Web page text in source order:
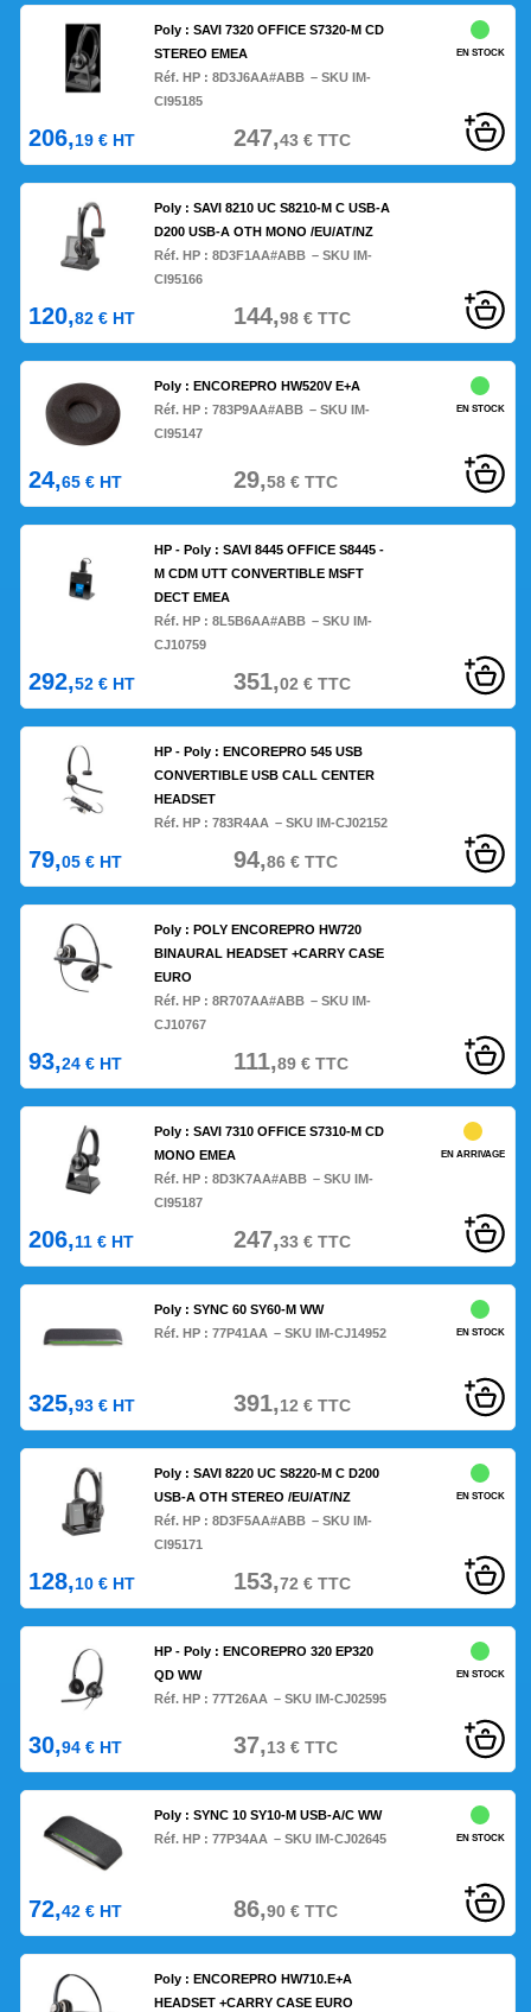
Poly : SAVI 7320 OFFICE S7320-M CD
STEREO EMEA
Réf. HP :8D3J6AA#ABB – SKU IM-
CI95185
EN STOCK
206,19 € HT 247,43€TTC
Poly : SAVI 8210 UC S8210-M C USB-A
D200 USB-A OTH MONO /EU/AT/NZ
Réf. HP :8D3F1AA#ABB – SKU IM-
CI95166
120,82 € HT 144,98€TTC
Poly : ENCOREPRO HW520V E+A
Réf. HP :783P9AA#ABB – SKU IM-
CI95147
EN STOCK
24,65 € HT 29,58€TTC
HP - Poly : SAVI 8445 OFFICE S8445 -
M CDM UTT CONVERTIBLE MSFT
DECT EMEA
Réf. HP :8L5B6AA#ABB – SKU IM-
CJ10759
292,52 € HT 351,02 €TTC
HP - Poly : ENCOREPRO 545 USB
CONVERTIBLE USB CALL CENTER
HEADSET
Réf. HP :783R4AA – SKU IM-CJ02152
79,05 € HT 94,86€TTC
Poly : POLY ENCOREPRO HW720
BINAURAL HEADSET +CARRY CASE
EURO
Réf. HP :8R707AA#ABB – SKU IM-
CJ10767
93,24 € HT 111,89€TTC
Poly : SAVI 7310 OFFICE S7310-M CD
MONO EMEA
Réf. HP :8D3K7AA#ABB – SKU IM-
CI95187
EN ARRIVAGE
206,11 € HT 247,33€TTC
Poly : SYNC 60 SY60-M WW
Réf. HP :77P41AA – SKU IM-CJ14952 EN STOCK
325,93 € HT 391,12 €TTC
Poly : SAVI 8220 UC S8220-M C D200
USB-A OTH STEREO /EU/AT/NZ
Réf. HP :8D3F5AA#ABB – SKU IM-
CI95171
EN STOCK
128,10 € HT 153,72 €TTC
HP - Poly : ENCOREPRO 320 EP320
QD WW
Réf. HP :77T26AA – SKU IM-CJ02595
EN STOCK
30,94 € HT 37,13€TTC
Poly : SYNC 10 SY10-M USB-A/C WW
Réf. HP :77P34AA – SKU IM-CJ02645 EN STOCK
72,42 € HT 86,90€TTC
Poly : ENCOREPRO HW710.E+A
HEADSET +CARRY CASE EURO